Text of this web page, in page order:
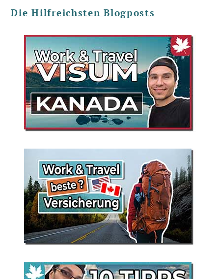
Die Hilfreichsten Blogposts